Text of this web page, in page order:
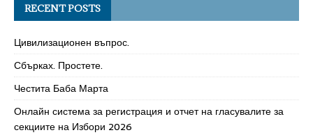
RECENT POSTS
Цивилизационен въпрос.
Сбърках. Простете.
Честита Баба Марта
Онлайн система за регистрация и отчет на гласувалите за
секциите на Избори 2026